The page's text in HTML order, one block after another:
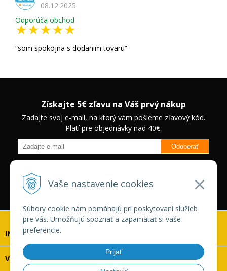
Vaše nastavenie cookies
Súbory cookie nám pomáhajú pri poskytovaní služieb
pre vás. Umožňujú spoznať a zapamätať si vaše
preferencie.
Prijať
08.12.2025
Odporúča obchod
som spokojna s dodanim tovaru
Získajte 5€ zľavu na Váš prvý nákup
Zadajte svoj e-mail, na ktorý vám pošleme zľavový kód.
Platí pre objednávky nad 40€.
Odoberať
zľavách na vybrané produkty.
Neplatí pre Veľkoobchodných
zákazníkov.
INFOLINKA
VŠETKO O NÁKUPE